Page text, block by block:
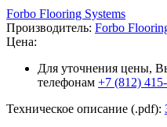
Forbo Flooring Systems
Производитель: Forbo
Цена:
Для уточнения цены,
телефонам +7 (812)
Техническое описание (.pdf):